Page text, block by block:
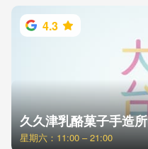
4.3
久久津乳酪菓子手造所
星期六：11:00 – 21:00